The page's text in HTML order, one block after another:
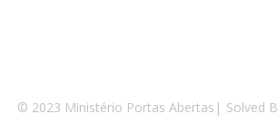
© 2023 Ministério Portas Abertas | Solved